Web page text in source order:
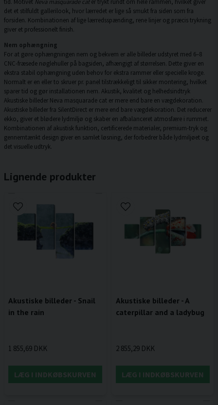
det et stilfuldt gallerilook, hvor lærredet er lige så smukt fra siden som fra
forsiden. Kombinationen af lige lærredsspænding, rene linjer og præcis trykning
giver et professionelt finish.
Nem ophængning
For at gøre ophængningen nem og bekvem er alle billeder udstyret med 6–8
CNC-fræsede nøglehuller på bagsiden, afhængigt af størrelsen. Dette giver en
ekstra stabil ophængning uden behov for ekstra rammer eller specielle kroge.
Normalt er en eller to skruer pr. panel tilstrækkeligt til sikker montering, hvilket
sparer tid og gør installationen nem. Akustik, kvalitet og helhedsindtryk
Akustiske billeder Neva masquarade cat er mere end bare en vægdekoration.
Akustiske billeder fra SilentDirect er mere end bare vægdekoration. Det reducerer
ekko, giver et blødere lydmiljø og skaber en afbalanceret atmosfære i rummet.
Kombinationen af akustisk funktion, certificerede materialer, premium-tryk og
gennemtænkt design giver en samlet løsning, der forbedrer både lydmiljøet og
det visuelle udtryk.
Lignende produkter
Akustiske billeder - Snail
in the rain
1 855,69 DKK
LÆG I INDKØBSKURVEN
Akustiske billeder - A
caterpillar and a ladybug
2 855,29 DKK
LÆG I INDKØBSKURVEN